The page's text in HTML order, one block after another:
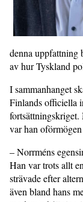
denna uppfattning
av hur Tyskland
I sammanhanget
Finlands officiella
var han
– Norrméns
Han var trots allt
strävade efter
även bland hans